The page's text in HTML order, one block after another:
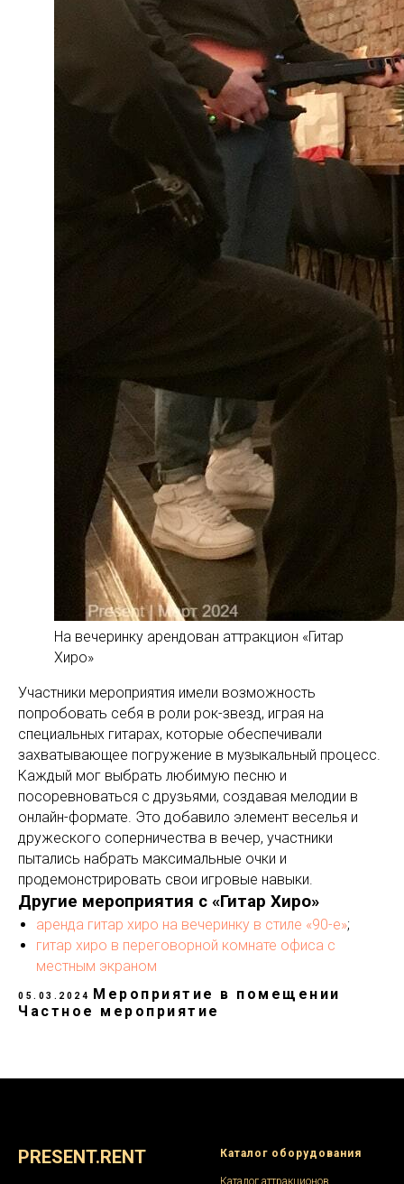
На вечеринку арендован аттракцион «Гитар
Хиро»
Участники мероприятия имели возможность
попробовать себя в роли рок-звезд, играя на
специальных гитарах, которые обеспечивали
захватывающее погружение в музыкальный процесс.
Каждый мог выбрать любимую песню и
посоревноваться с друзьями, создавая мелодии в
онлайн-формате. Это добавило элемент веселья и
дружеского соперничества в вечер, участники
пытались набрать максимальные очки и
продемонстрировать свои игровые навыки.
Другие мероприятия с «Гитар Хиро»
аренда гитар хиро на вечеринку в стиле «90-е»;
гитар хиро в переговорной комнате офиса с
местным экраном
05.03.2024
Мероприятие в помещении
Частное мероприятие
PRESENT.RENT Каталог оборудования
Каталог аттракционов